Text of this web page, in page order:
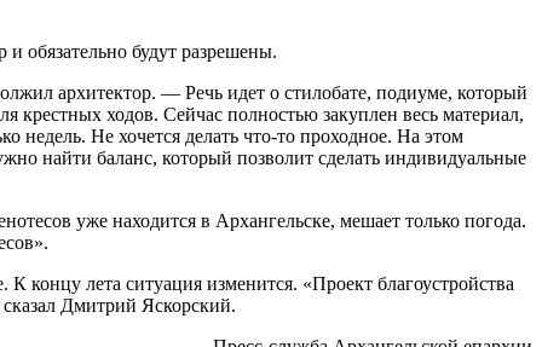
обязательно будут разрешены.
архитектор. — Речь идет о стилобате, подиуме, который
ходов. Сейчас полностью закуплен весь материал,
недель. Не хочется делать что-то проходное. На этом
найти баланс, который позволит сделать индивидуальные
уже находится в Архангельске, мешает только погода.
концу лета ситуация изменится. «Проект благоустройства
Дмитрий Яскорский.